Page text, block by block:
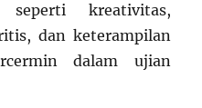
kreativitas,
dan keterampilan
dalam ujian